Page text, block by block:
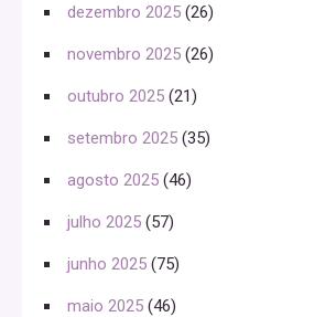
dezembro 2025 (26)
novembro 2025 (26)
outubro 2025 (21)
setembro 2025 (35)
agosto 2025 (46)
julho 2025 (57)
junho 2025 (75)
maio 2025 (46)